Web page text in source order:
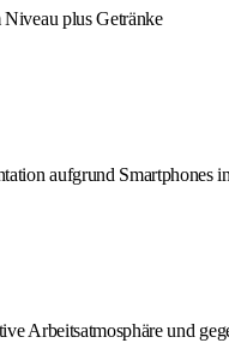
plus Getränke
aufgrund Smartphones
Arbeitsatmosphäre und